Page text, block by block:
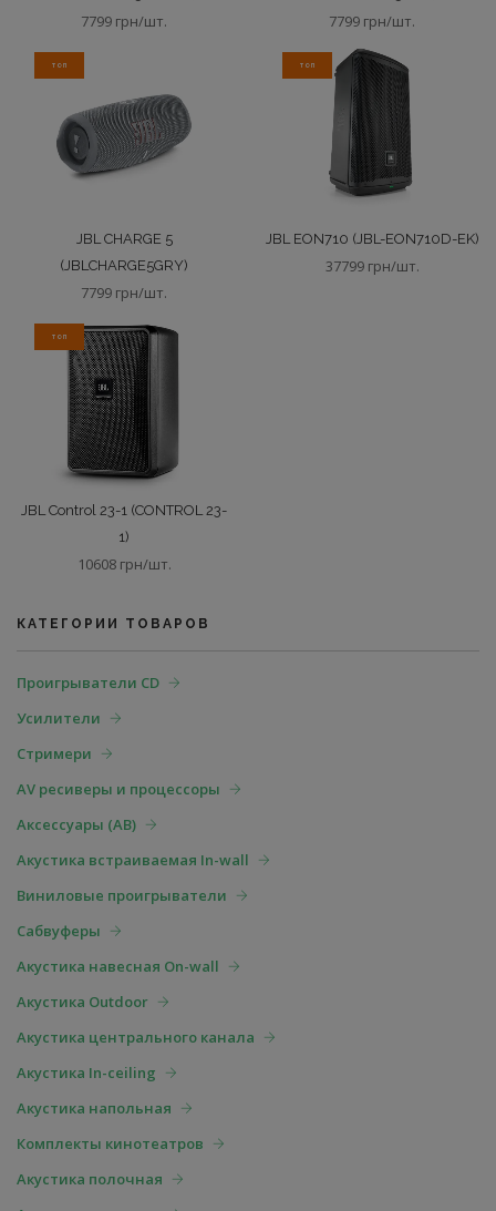
7799 грн/шт. 7799 грн/шт.
ТОП
JBL CHARGE 5
(JBLCHARGE5GRY)
7799 грн/шт.
ТОП
JBL EON710 (JBL-EON710D-EK)
37799 грн/шт.
ТОП
JBL Control 23-1 (CONTROL 23-
1)
10608 грн/шт.
КАТЕГОРИИ ТОВАРОВ
Проигрыватели CD
Усилители
Стримери
AV ресиверы и процессоры
Аксессуары (АВ)
Акустика встраиваемая In-wall
Виниловые проигрыватели
Сабвуферы
Акустика навесная On-wall
Акустика Outdoor
Акустика центрального канала
Акустика In-ceiling
Акустика напольная
Комплекты кинотеатров
Акустика полочная